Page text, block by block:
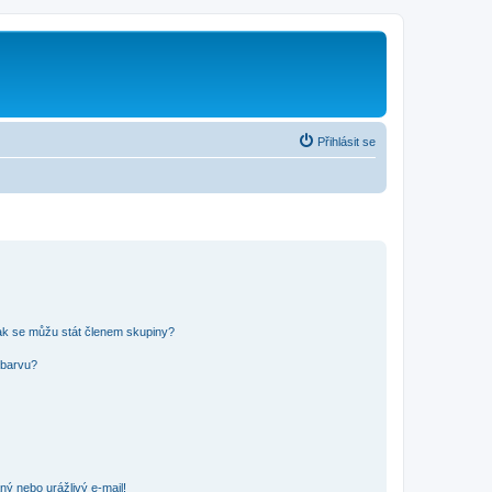
Přihlásit se
se můžu stát členem skupiny?
nebo urážlivý e-mail!